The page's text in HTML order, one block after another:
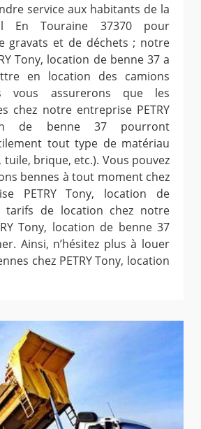
service aux habitants de la
En Touraine 37370 pour
gravats et de déchets ; notre
Tony, location de benne 37 a
en location des camions
vous assurerons que les
chez notre entreprise PETRY
de benne 37 pourront
tout type de matériau
brique, etc.). Vous pouvez
bennes à tout moment chez
PETRY Tony, location de
tarifs de location chez notre
Tony, location de benne 37
Ainsi, n’hésitez plus à louer
chez PETRY Tony, location